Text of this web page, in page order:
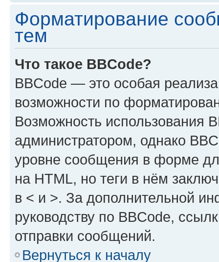
Форматирование
тем
Что такое BBCode?
BBCode — это особая
возможности по
Возможность использования
администратором, однако
уровне сообщения в форме
на HTML, но теги в нём
в < и >. За дополнительной
руководству по BBCode,
отправки сообщений.
Вернуться к началу